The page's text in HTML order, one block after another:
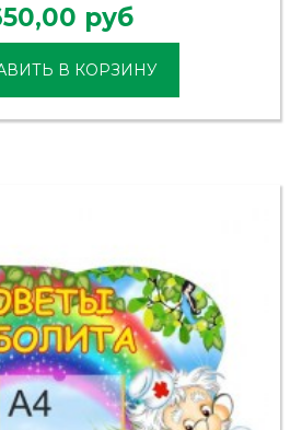
руб
В КОРЗИНУ